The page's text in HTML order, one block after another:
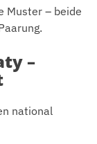
Muster – beide
–
national